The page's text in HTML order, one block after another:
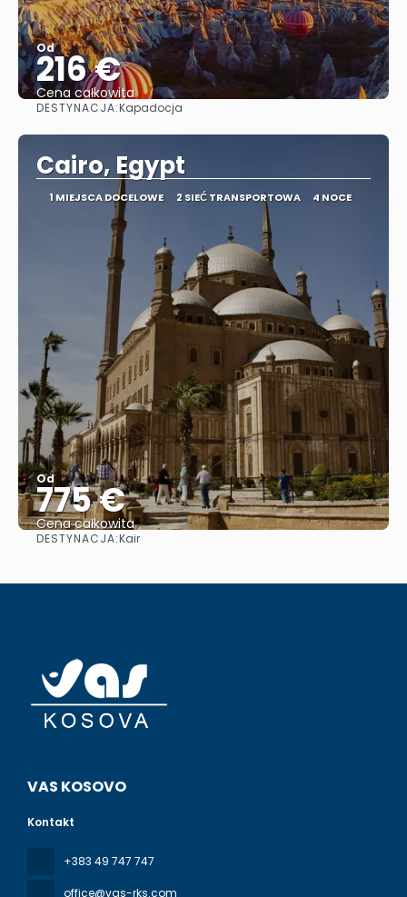
Od
216 €
Cena całkowita
Zobacz
DESTYNACJA:Kapadocja
Cairo, Egypt
1 MIEJSCA DOCELOWE 2 SIEĆ TRANSPORTOWA 4 NOCE
Od
775 €
Cena całkowita
DESTYNACJA:Kair
VAS KOSOVO
Kontakt
+383 49 747 747
office@vas-rks.com